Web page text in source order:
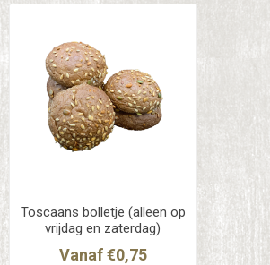
Toscaans bolletje (alleen op
vrijdag en zaterdag)
Vanaf €0,75